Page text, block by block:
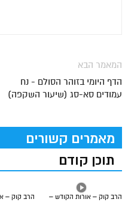
המאמר הבא
הדף היומי בזוהר הסולם - נח
עמודים סא-סג (שיעור השקפה)
מאמרים קשורים
תוכן קודם
הרב קוק –
הרב קוק – אורות הקודש –